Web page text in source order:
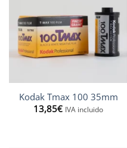
Kodak Tmax 100 35mm
13,85€ IVA incluido